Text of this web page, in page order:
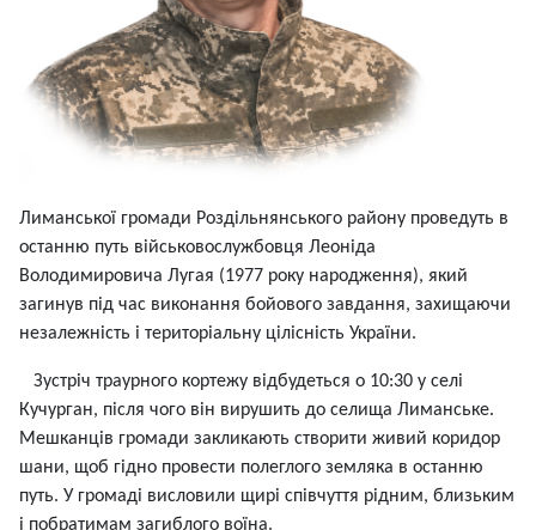
Лиманської громади Роздільнянського району проведуть в
останню путь військовослужбовця Леоніда
Володимировича Лугая (1977 року народження), який
загинув під час виконання бойового завдання, захищаючи
незалежність і територіальну цілісність України.
Зустріч траурного кортежу відбудеться о 10:30 у селі
Кучурган, після чого він вирушить до селища Лиманське.
Мешканців громади закликають створити живий коридор
шани, щоб гідно провести полеглого земляка в останню
путь. У громаді висловили щирі співчуття рідним, близьким
і побратимам загиблого воїна.